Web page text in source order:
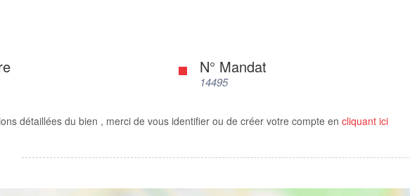
N° Mandat
14495
détaillées du bien , merci de vous identifier ou de créer votre compte en cliquant ici